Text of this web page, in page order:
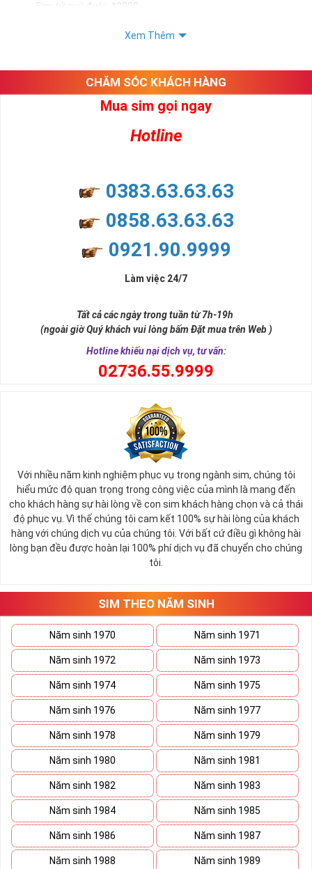
Sim tứ quý đuôi: *2222
như sự sắp xếp của các con số trong sim.
Ý nghĩa sim tứ quý 2
nhiều thành công, thăng tiến hơn.
và tính hai mặt. Số 2 thúc giục chúng ta lựa chọn, dựa vào những
đời, nơi bạn phải đưa ra những quyết định quan trọng.
Ý nghĩa sim tứ quý 2
Theo quan niệm phong thủy
Số 2 tượng trưng cho sự cân bằng, hài hòa của âm dương và đất
trời. Sự cân bằng này giúp cho mọi việc đều thuận lợi và mang lại
nhiều may mắn trong cuộc sống và kinh doanh.
Số 2 còn biểu trưng cho lòng tốt, sự ổn định và tính hai mặt của
mọi vấn đề. Số 2 giúp cho họ có được sự lựa chọn, để đưa ra
những hướng giải quyết đúng đắn nhắt.
tứ 2 cùng xuất hiện trong một dãy số sim càng giúp cho ý nghĩa
sim tứ quýtăng lên gấp bội. Sở hữu sim Tứ Quý 2 giúp khích lệ tinh
thần người sở hữu là không sợ bất cứ điều gì mà hãy cứ làm thì
mọi điều tốt đẹp và may mắn ắt sẽ đến.
Lợi ích sim Tứ Quý 2 mang lại là gì?
Xem Thêm
CHĂM SÓC KHÁCH HÀNG
Mua sim gọi ngay
Hotline
0383.63.63.63
0858.63.63.63
0921.90.9999
Làm việc 24/7
Tất cả các ngày trong tuần từ 7h-19h
(ngoài giờ Quý khách vui lòng bấm Đặt mua trên Web )
Hotline khiếu nại dịch vụ, tư vấn:
02736.55.9999
Với nhiều năm kinh nghiệm phục vụ trong ngành sim, chúng tôi
hiểu mức độ quan trọng trong công việc của mình là mang đến
cho khách hàng sự hài lòng về con sim khách hàng chọn và cả thái
độ phục vụ. Vì thế chúng tôi cam kết 100% sự hài lòng của khách
hàng với chúng dịch vụ của chúng tôi. Với bất cứ điều gì không hài
lòng bạn đều được hoàn lại 100% phí dịch vụ đã chuyển cho chúng
tôi.
SIM THEO NĂM SINH
Năm sinh 1970 Năm sinh 1971
Năm sinh 1972 Năm sinh 1973
Năm sinh 1974 Năm sinh 1975
Năm sinh 1976 Năm sinh 1977
Năm sinh 1978 Năm sinh 1979
Năm sinh 1980 Năm sinh 1981
Năm sinh 1982 Năm sinh 1983
Năm sinh 1984 Năm sinh 1985
Năm sinh 1986 Năm sinh 1987
Năm sinh 1988 Năm sinh 1989